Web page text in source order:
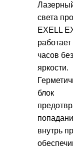
света
EXELL
часов
яркости.
блок
внутрь